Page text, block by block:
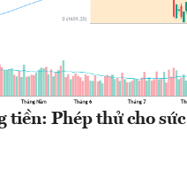
tiền: Phép thử cho